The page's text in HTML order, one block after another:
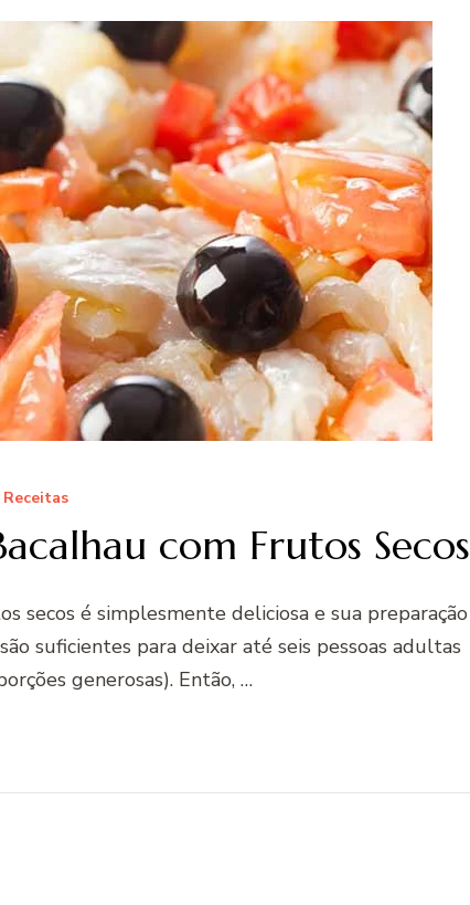
Receitas
com Frutos Secos
secos é simplesmente deliciosa e sua preparação
suficientes para deixar até seis pessoas adultas
generosas). Então, …